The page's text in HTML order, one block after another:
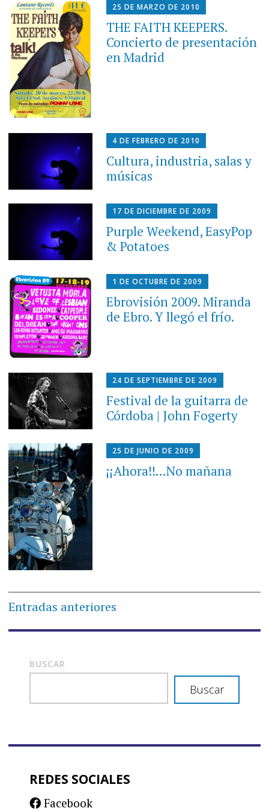
25 DE MARZO DE 2010
THE FAITH KEEPERS.
Concierto de presentación
en Madrid
4 DE FEBRERO DE 2010
Cultura, industria, salas y
músicas
17 DE DICIEMBRE DE 2009
Purple Weekend, EasyPop
& Potatoes
1 DE OCTUBRE DE 2009
Ebrovisión 2009. Miranda
de Ebro. Y llegó el frío.
24 DE SEPTIEMBRE DE 2009
Festival de la guitarra de
Córdoba | John Fogerty
25 DE JUNIO DE 2009
¡¡Ahora!!…No mañana
Navegación
de
Entradas anteriores
BUSCAR
Buscar
REDES SOCIALES
Facebook